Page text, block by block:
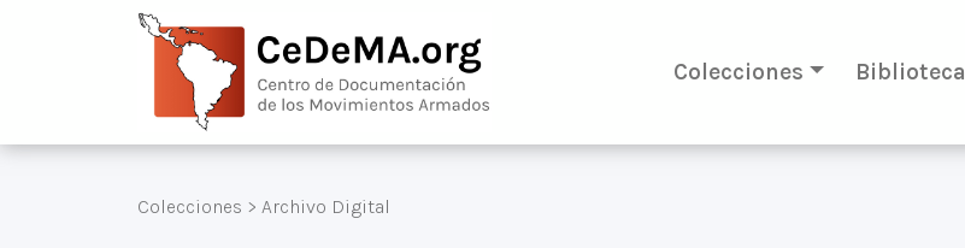
Colecciones Biblioteca
Colecciones > Archivo Digital